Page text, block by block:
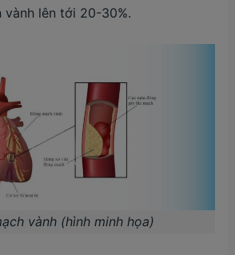
vành lên tới 20-30%.
vành (hình minh họa)